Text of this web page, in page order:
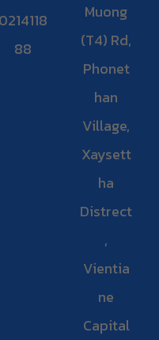
0214118
88
Muong
(T4) Rd,
Phonet
han
Village,
Xaysett
ha
Distrect
,
Vientia
ne
Capital